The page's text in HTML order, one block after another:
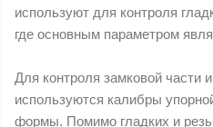
используют для контроля
где основным параметром
Для контроля замковой части
используются калибры
формы. Помимо гладких и